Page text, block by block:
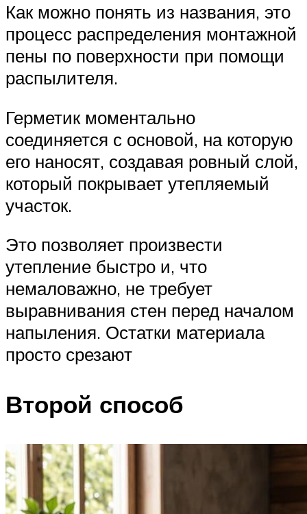
Как можно понять из названия, это
процесс распределения монтажной
пены по поверхности при помощи
распылителя.
Герметик моментально
соединяется с основой, на которую
его наносят, создавая ровный слой,
который покрывает утепляемый
участок.
Это позволяет произвести
утепление быстро и, что
немаловажно, не требует
выравнивания стен перед началом
напыления. Остатки материала
просто срезают
Второй способ